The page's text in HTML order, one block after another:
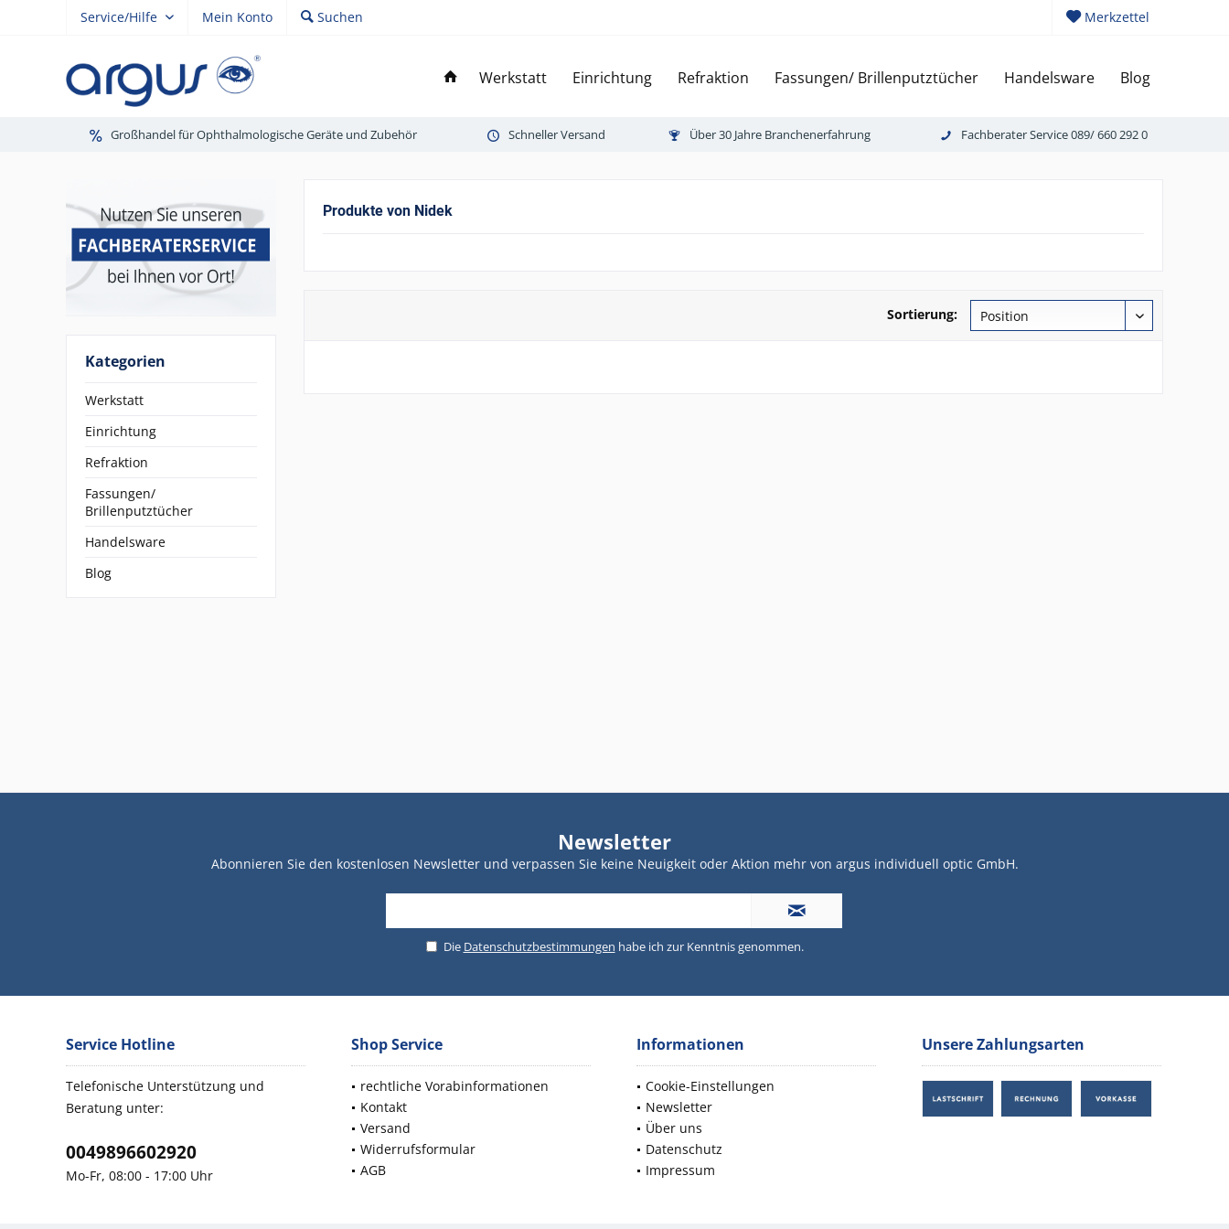
Merkzettel
Service/Hilfe Mein Konto Suchen
Werkstatt Einrichtung Refraktion Fassungen/ Brillenputztücher Handelsware Blog
Großhandel für Ophthalmologische Geräte und Zubehör Schneller Versand Über 30 Jahre Branchenerfahrung Fachberater Service 089/ 660 292 0
Kategorien
Werkstatt
Einrichtung
Refraktion
Fassungen/
Brillenputztücher
Handelsware
Blog
Produkte von Nidek
Sortierung:
Newsletter
Abonnieren Sie den kostenlosen Newsletter und verpassen Sie keine Neuigkeit oder Aktion mehr von argus individuell optic GmbH.
Die Datenschutzbestimmungen habe ich zur Kenntnis genommen.
Service Hotline
Telefonische Unterstützung und
Beratung unter:
0049896602920
Mo-Fr, 08:00 - 17:00 Uhr
Shop Service
rechtliche Vorabinformationen
Kontakt
Versand
Widerrufsformular
AGB
Informationen
Cookie-Einstellungen
Newsletter
Über uns
Datenschutz
Impressum
Unsere Zahlungsarten